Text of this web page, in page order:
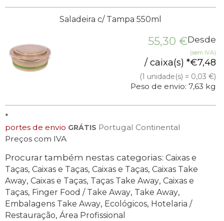
Saladeira c/ Tampa 550ml
Desde
55,30 €
(sem IVA)
7,48
€
/ caixa(s) *
(1 unidade(s) = 0,03 €)
Peso de envio: 7,63 kg
*
portes de envio GRÁTIS Portugal Continental
Preços com IVA
Procurar também nestas categorias: Caixas e
Taças, Caixas e Taças, Caixas e Taças, Caixas Take
Away, Caixas e Taças, Taças Take Away, Caixas e
Taças, Finger Food / Take Away, Take Away,
Embalagens Take Away, Ecológicos, Hotelaria /
Restauração, Área Profissional